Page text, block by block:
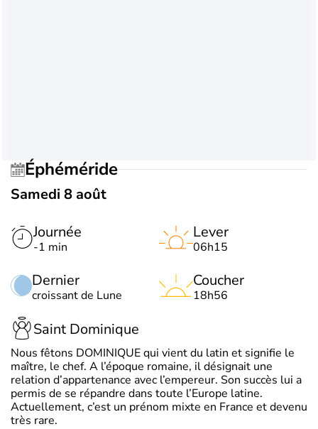
Éphéméride
Samedi 8 août
Journée
-1 min
Dernier
croissant de Lune
Lever
06h15
Coucher
18h56
Saint Dominique
Nous fêtons DOMINIQUE qui vient du latin et signifie le
maître, le chef. A l’époque romaine, il désignait une
relation d’appartenance avec l’empereur. Son succès lui a
permis de se répandre dans toute l’Europe latine.
Actuellement, c’est un prénom mixte en France et devenu
très rare.